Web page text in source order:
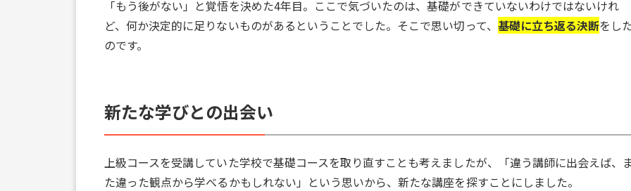
「もう後がない」と覚悟を決めた4年目。ここで気づいたのは、基礎ができていないわけではないけれ
ど、何か決定的に足りないものがあるということでした。そこで思い切って、 基礎に立ち返る決断をし
のです。
新たな学びとの出会い
上級コースを受講していた学校で基礎コースを取り直すことも考えましたが、「違う講師に出会えば、
た違った観点から学べるかもしれない」という思いから、新たな講座を探すことにしました。